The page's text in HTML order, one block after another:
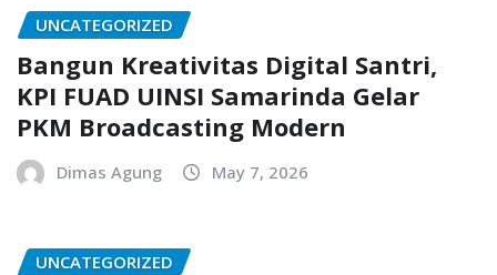
UNCATEGORIZED
Bangun Kreativitas Digital Santri,
KPI FUAD UINSI Samarinda Gelar
PKM Broadcasting Modern
Dimas Agung May 7, 2026
UNCATEGORIZED